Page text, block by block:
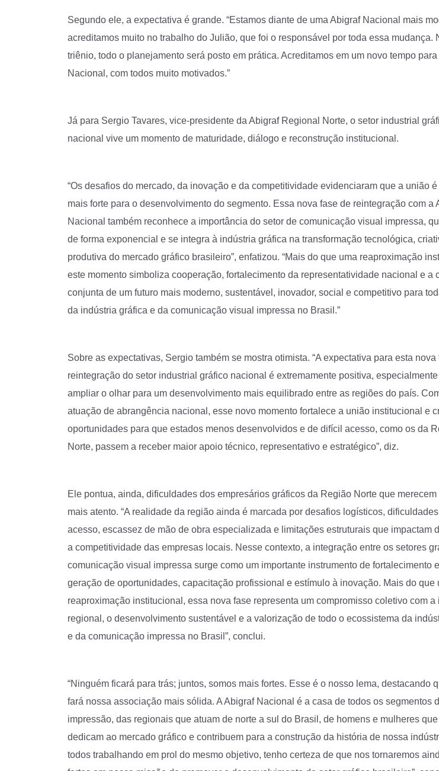
Segundo ele, a expectativa é grande. “Estamos diante de uma Abigraf Nacional mais
acreditamos muito no trabalho do Julião, que foi o responsável por toda essa mudança.
triênio, todo o planejamento será posto em prática. Acreditamos em um novo tempo
Nacional, com todos muito motivados.”
Já para Sergio Tavares, vice-presidente da Abigraf Regional Norte, o setor industrial
nacional vive um momento de maturidade, diálogo e reconstrução institucional.
“Os desafios do mercado, da inovação e da competitividade evidenciaram que a união
mais forte para o desenvolvimento do segmento. Essa nova fase de reintegração com a
Nacional também reconhece a importância do setor de comunicação visual impressa,
de forma exponencial e se integra à indústria gráfica na transformação tecnológica,
produtiva do mercado gráfico brasileiro”, enfatizou. “Mais do que uma reaproximação
este momento simboliza cooperação, fortalecimento da representatividade nacional e a
conjunta de um futuro mais moderno, sustentável, inovador, social e competitivo para
da indústria gráfica e da comunicação visual impressa no Brasil.”
Sobre as expectativas, Sergio também se mostra otimista. “A expectativa para esta nova
reintegração do setor industrial gráfico nacional é extremamente positiva,
ampliar o olhar para um desenvolvimento mais equilibrado entre as regiões do país.
atuação de abrangência nacional, esse novo momento fortalece a união institucional e
oportunidades para que estados menos desenvolvidos e de difícil acesso, como os da
Norte, passem a receber maior apoio técnico, representativo e estratégico”, diz.
Ele pontua, ainda, dificuldades dos empresários gráficos da Região Norte que merecem
mais atento. “A realidade da região ainda é marcada por desafios logísticos,
acesso, escassez de mão de obra especializada e limitações estruturais que impactam
a competitividade das empresas locais. Nesse contexto, a integração entre os setores
comunicação visual impressa surge como um importante instrumento de fortalecimento
geração de oportunidades, capacitação profissional e estímulo à inovação. Mais do que
reaproximação institucional, essa nova fase representa um compromisso coletivo com a
regional, o desenvolvimento sustentável e a valorização de todo o ecossistema da
e da comunicação impressa no Brasil”, conclui.
“Ninguém ficará para trás; juntos, somos mais fortes. Esse é o nosso lema, destacando
fará nossa associação mais sólida. A Abigraf Nacional é a casa de todos os segmentos
impressão, das regionais que atuam de norte a sul do Brasil, de homens e mulheres
dedicam ao mercado gráfico e contribuem para a construção da história de nossa
todos trabalhando em prol do mesmo objetivo, tenho certeza de que nos tornaremos